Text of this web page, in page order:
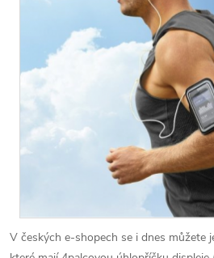
V českých e-shopech se i dnes můžete